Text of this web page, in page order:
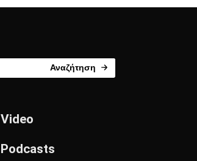
Αναζήτηση
Video
Podcasts